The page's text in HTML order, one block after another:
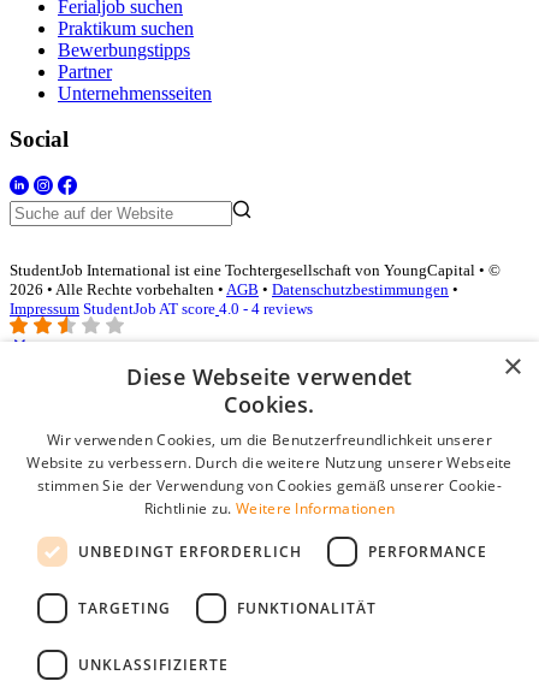
Ferialjob suchen
Praktikum suchen
Bewerbungstipps
Partner
Unternehmensseiten
Social
StudentJob International ist eine Tochtergesellschaft von YoungCapital • ©
2026 • Alle Rechte vorbehalten • AGB • Datenschutzbestimmungen •
Impressum StudentJob AT score 4.0 - 4 reviews
Login für Unternehmen
E-Mail*
Passwort
Angemeldet bleiben
Passwort vergessen?
Kostenloses Unternehmensprofil
×
Diese Webseite verwendet
Cookies.
Wir verwenden Cookies, um die Benutzerfreundlichkeit unserer
Website zu verbessern. Durch die weitere Nutzung unserer Webseite
stimmen Sie der Verwendung von Cookies gemäß unserer Cookie-
Richtlinie zu. Weitere Informationen
UNBEDINGT ERFORDERLICH PERFORMANCE
TARGETING FUNKTIONALITÄT
UNKLASSIFIZIERTE